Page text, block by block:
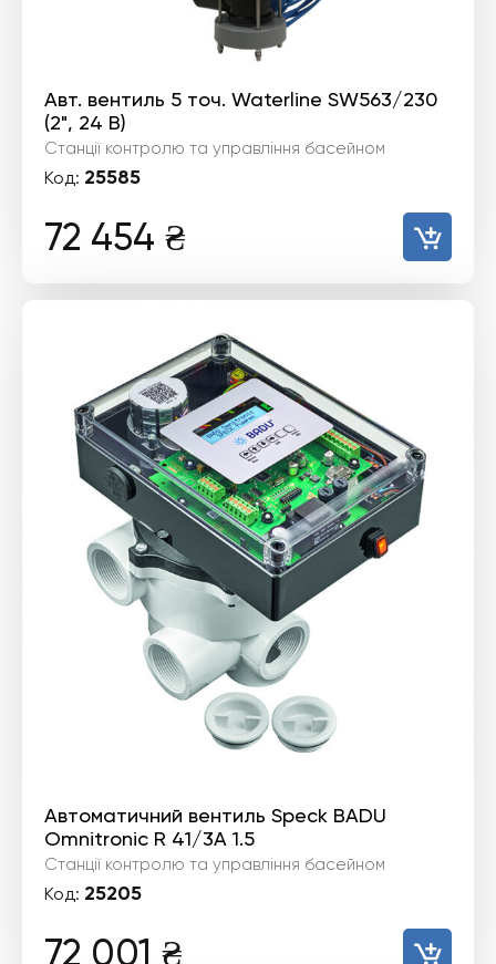
Авт. вентиль 5 точ. Waterline SW563/230
(2", 24 В)
Станції контролю та управління басейном
Код: 25585
72 454 ₴
Автоматичний вентиль Speck BADU
Omnitronic R 41/3A 1.5
Станції контролю та управління басейном
Код: 25205
72 001 ₴